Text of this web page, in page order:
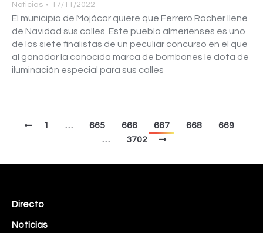
Noticias 17/11/2022
El municipio de Mojácar quiere que Ferrero Rocher llene
de Navidad sus calles. Este pueblo almerienses es uno
de los siete finalistas de un peculiar concurso en el que
al ganador la conocida marca de bombones le dota de
iluminación especial para sus calles
1 … 665 666 667 668
669
…
3702
Directo
Noticias